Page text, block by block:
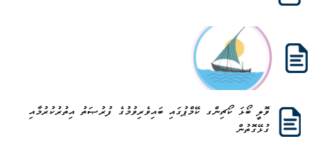
ވޮލީ ބޯޅަ ކޯޗިންގ ކޭމްޕުގައި ބައިވެރިވުމުގެ ފުރުޞަތު އިތުރުކުރުމާއި
ގުޅޭގޮތުން